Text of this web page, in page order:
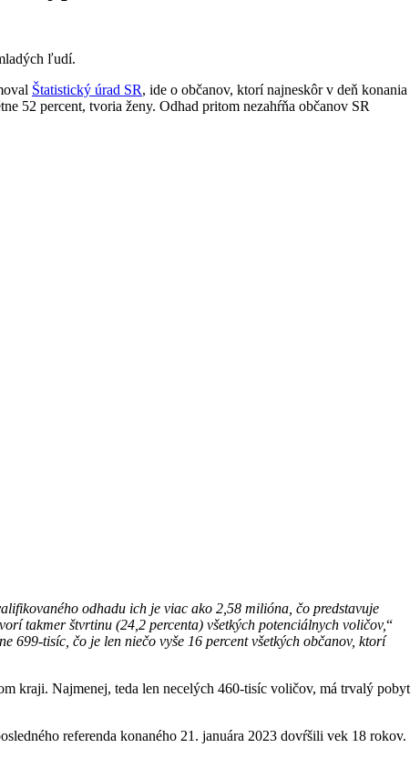
ľudí.
Štatistický úrad SR, ide o občanov, ktorí najneskôr v deň konania
52 percent, tvoria ženy. Odhad pritom nezahŕňa občanov SR
odhadu ich je viac ako 2,58 milióna, čo predstavuje
takmer štvrtinu (24,2 percenta) všetkých potenciálnych voličov,“
699-tisíc, čo je len niečo vyše 16 percent všetkých občanov, ktorí
kraji. Najmenej, teda len necelých 460-tisíc voličov, má trvalý pobyt
referenda konaného 21. januára 2023 dovŕšili vek 18 rokov.